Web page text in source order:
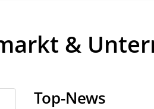
&
Top-News